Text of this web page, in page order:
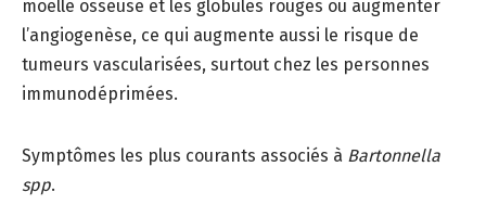
moelle osseuse et les globules rouges ou augmenter
l’angiogenèse, ce qui augmente aussi le risque de
tumeurs vascularisées, surtout chez les personnes
immunodéprimées.
Symptômes les plus courants associés à Bartonnella
spp.